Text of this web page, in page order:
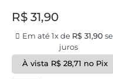
R$ 31,90
Em até 1x de R$ 31,90
juros
À vista R$28,71 no Pix